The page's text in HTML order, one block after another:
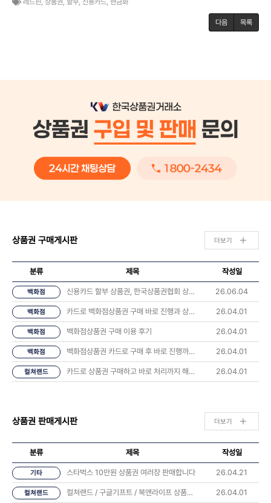
레드핀, 상품권, 할부, 신용카드, 현금화
다음 목록
상품권 구매게시판 더보기
분류 제목 작성일
백화점 신용카드 할부 상품권, 한국상품권협회 상담 후기 나눠요 💬 26.06.04
백화점 카드로 백화점상품권 구매 바로 진행과 상품권 오는시간 너무 좋았습니다. 26.04.01
백화점 백화점상품권 구매 이용 후기 26.04.01
백화점 백화점상품권 카드로 구매 후 바로 진행까지 해봤습니다 26.04.01
컬쳐랜드 카드로 상품권 구매하고 바로 처리까지 해봤습니다 후기 26.04.01
상품권 판매게시판 더보기
분류 제목 작성일
기타 스타벅스 10만원 상품권 여러장 판매합니다 26.04.21
컬쳐랜드 컬쳐랜드 / 구글기프트 / 북앤라이프 상품권 판매합니다 26.04.01